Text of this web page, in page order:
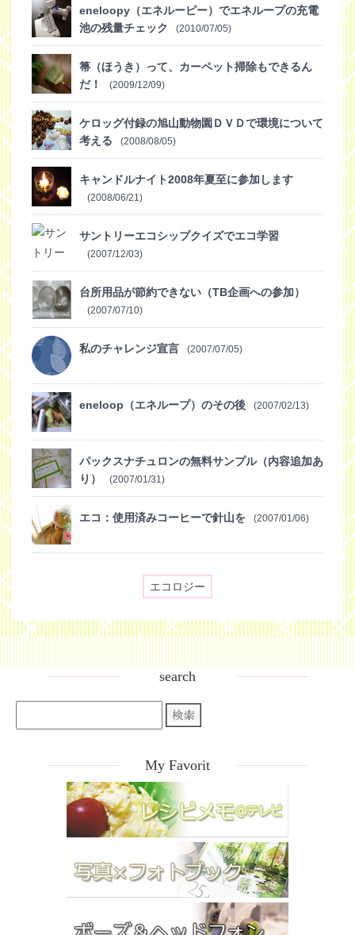
eneloopy（エネルーピー）でエネループの充電
池の残量チェック
(2010/07/05)
箒（ほうき）って、カーペット掃除もできるん
だ！
(2009/12/09)
ケロッグ付録の旭山動物園ＤＶＤで環境について
考える
(2008/08/05)
キャンドルナイト2008年夏至に参加します
(2008/06/21)
サントリーエコシップクイズでエコ学習
(2007/12/03)
台所用品が節約できない（TB企画への参加）
(2007/07/10)
私のチャレンジ宣言 (2007/07/05)
eneloop（エネループ）のその後 (2007/02/13)
パックスナチュロンの無料サンプル（内容追加あ
り）
(2007/01/31)
エコ：使用済みコーヒーで針山を (2007/01/06)
エコロジー
search
My Favorit